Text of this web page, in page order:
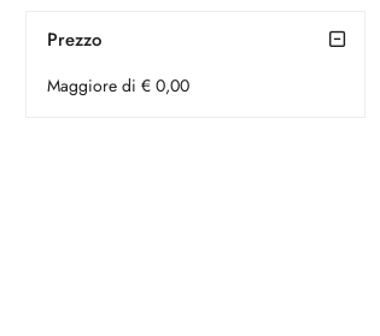
Prezzo
Maggiore di € 0,00